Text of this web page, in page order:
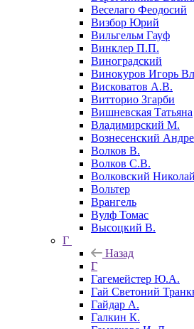
Веселаго Феодосий
Визбор Юрий
Вильгельм Гауф
Винклер П.П.
Виноградский
Винокуров Игорь
Висковатов А.В.
Витторио Згарби
Вишневская Татьяна
Владимирский М.
Вознесенский
Волков В.
Волков С.В.
Волковский
Вольтер
Врангель
Вулф Томас
Высоцкий В.
Г
Назад
Г
Гагемейстер Ю.А.
Гай Светоний
Гайдар А.
Галкин К.